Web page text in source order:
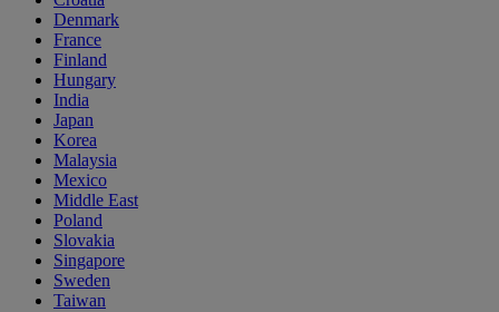
Denmark
France
Finland
Hungary
India
Japan
Korea
Malaysia
Mexico
Middle East
Poland
Slovakia
Singapore
Sweden
Taiwan